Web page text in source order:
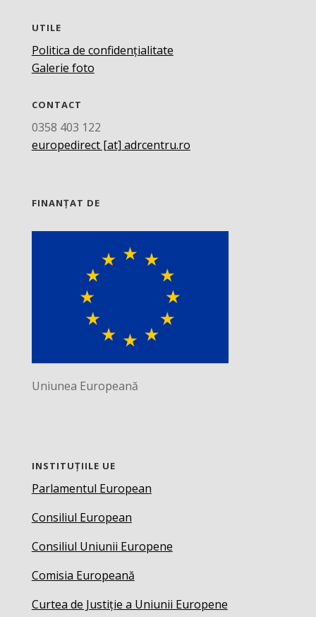
UTILE
Politica de confidențialitate
Galerie foto
CONTACT
0358 403 122
europedirect [at] adrcentru.ro
FINANȚAT DE
Uniunea Europeană
INSTITUȚIILE UE
Parlamentul European
Consiliul European
Consiliul Uniunii Europene
Comisia Europeană
Curtea de Justiție a Uniunii Europene